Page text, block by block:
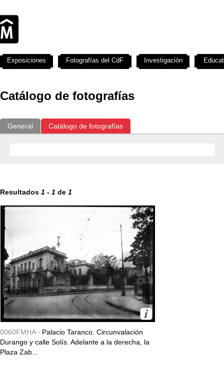
Catálogo de fotografías
General Catálogo de fotografías
Resultados 1 - 1 de 1
0060FMHA - Palacio Taranco. Circunvalación
Durango y calle Solís. Adelante a la derecha, la
Plaza Zab...
Exposiciones Fotografías del CdF Investigación